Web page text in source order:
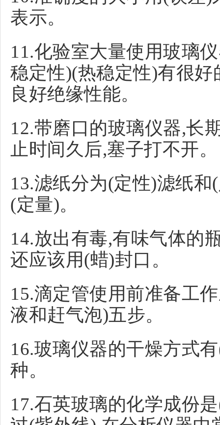
表示。
11.化验室大量使用玻璃
稳定性)(热稳定性)有很
良好绝缘性能。
12.带磨口的玻璃仪器,长
止时间久后,塞子打不开。
13.滤纸分为(定性)滤纸
(定量)。
14.放出有毒,有味气体的
还应该用(蜡)封口。
15.滴定管使用前准备工
液和赶气泡)五步。
16.玻璃仪器的干燥方式
种。
17.石英玻璃的化学成份